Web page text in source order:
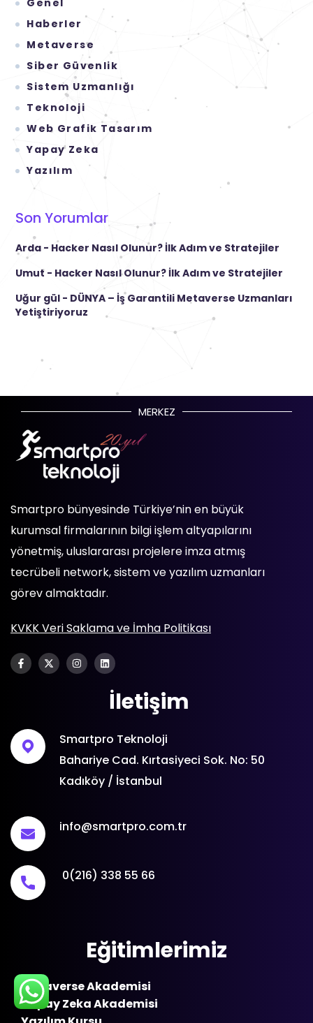
Genel
Haberler
Metaverse
Siber Güvenlik
Sistem Uzmanlığı
Teknoloji
Web Grafik Tasarım
Yapay Zeka
Yazılım
Son Yorumlar
Arda - Hacker Nasıl Olunur? İlk Adım ve Stratejiler
Umut - Hacker Nasıl Olunur? İlk Adım ve Stratejiler
Uğur gül - DÜNYA – İş Garantili Metaverse Uzmanları
Yetiştiriyoruz
MERKEZ
Smartpro bünyesinde Türkiye’nin en büyük
kurumsal firmalarının bilgi işlem altyapılarını
yönetmiş, uluslararası projelere imza atmış
tecrübeli network, sistem ve yazılım uzmanları
görev almaktadır.
KVKK Veri Saklama ve İmha Politikası
İletişim
Smartpro Teknoloji
Bahariye Cad. Kırtasiyeci Sok. No: 50
Kadıköy / İstanbul
info@smartpro.com.tr
0(216) 338 55 66
Eğitimlerimiz
Metaverse Akademisi
Yapay Zeka Akademisi